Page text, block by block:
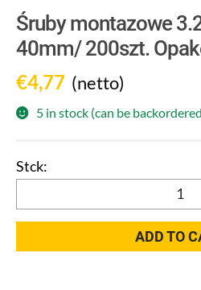
Śruby montazowe
40mm/ 200szt.
€4,77 (netto)
5 in stock (can be
montazowe
x
ADD TO